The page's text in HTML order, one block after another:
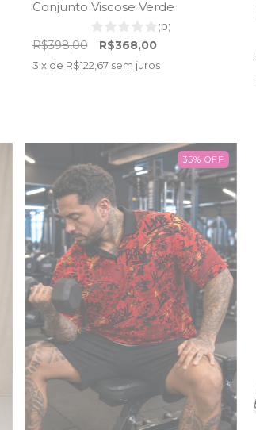
Conjunto Viscose Verde
(0)
R$398,00 R$368,00
3 x de R$122,67 sem juros
35%OFF